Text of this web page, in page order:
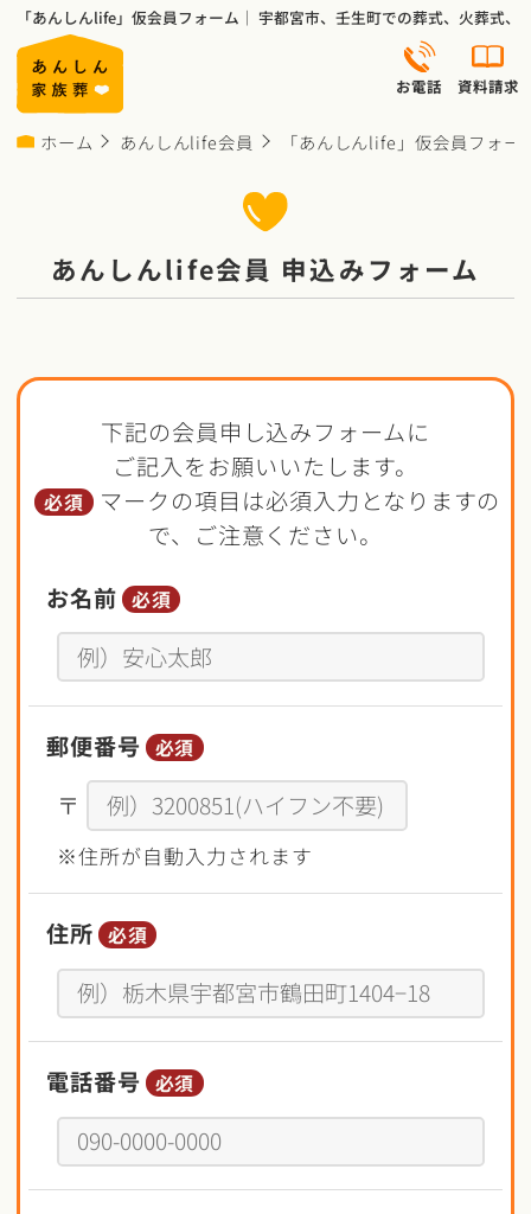
「あんしんlife」仮会員フォーム｜ 宇都宮市、壬生町での葬式、火葬式
お電話 資料請求
ホーム あんしんlife会員 「あんしんlife」仮会員フォー
あんしんlife会員 申込みフォーム
下記の会員申し込みフォームに
ご記入をお願いいたします。
必須
マークの項目は必須入力となりますの
で、ご注意ください。
お名前 必須
郵便番号 必須
〒
※住所が自動入力されます
住所 必須
電話番号 必須